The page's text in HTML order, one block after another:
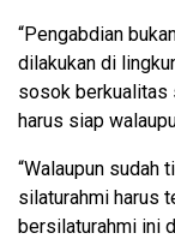
“Pengabdian
dilakukan di
sosok berkualitas
harus siap
“Walaupun sudah
silaturahmi harus
bersilaturahmi ini